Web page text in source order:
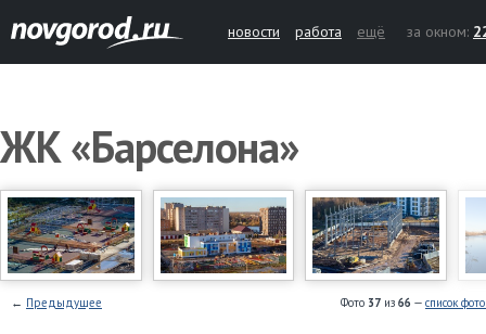
новости работа ещё за окном:
ЖК «Барселона»
Фото 37 из 66 — список
← Предыдущее